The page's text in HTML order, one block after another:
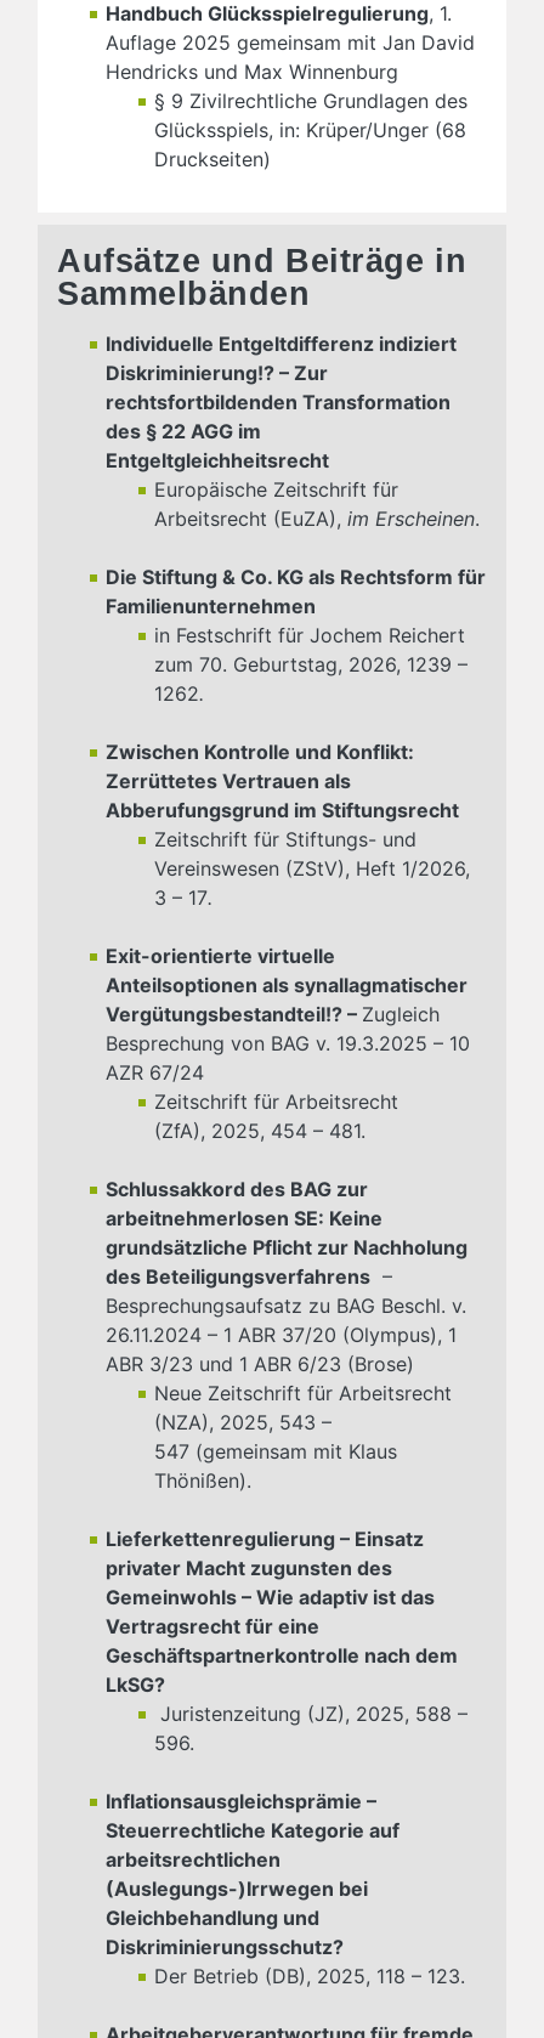
Handbuch Glücksspielregulierung, 1.
Auflage 2025 gemeinsam mit Jan David
Hendricks und Max Winnenburg
§ 9 Zivilrechtliche Grundlagen des
Glücksspiels, in: Krüper/Unger (68
Druckseiten)
Aufsätze und Beiträge in
Sammelbänden
Individuelle Entgeltdifferenz indiziert
Diskriminierung!? – Zur
rechtsfortbildenden Transformation
des § 22 AGG im
Entgeltgleichheitsrecht
Europäische Zeitschrift für
Arbeitsrecht (EuZA), im Erscheinen.
Die Stiftung & Co. KG als Rechtsform für
Familienunternehmen
in Festschrift für Jochem Reichert
zum 70. Geburtstag, 2026, 1239 –
1262.
Zwischen Kontrolle und Konflikt:
Zerrüttetes Vertrauen als
Abberufungsgrund im Stiftungsrecht
Zeitschrift für Stiftungs- und
Vereinswesen (ZStV), Heft 1/2026,
3 – 17.
Exit-orientierte virtuelle
Anteilsoptionen als synallagmatischer
Vergütungsbestandteil!? – Zugleich
Besprechung von BAG v. 19.3.2025 – 10
AZR 67/24
Zeitschrift für Arbeitsrecht
(ZfA), 2025, 454 – 481.
Schlussakkord des BAG zur
arbeitnehmerlosen SE: Keine
grundsätzliche Pflicht zur Nachholung
des Beteiligungsverfahrens –
Besprechungsaufsatz zu BAG Beschl. v.
26.11.2024 – 1 ABR 37/20 (Olympus), 1
ABR 3/23 und 1 ABR 6/23 (Brose)
Neue Zeitschrift für Arbeitsrecht
(NZA), 2025, 543 –
547 (gemeinsam mit Klaus
Thönißen).
Lieferkettenregulierung – Einsatz
privater Macht zugunsten des
Gemeinwohls – Wie adaptiv ist das
Vertragsrecht für eine
Geschäftspartnerkontrolle nach dem
LkSG?
Juristenzeitung (JZ), 2025, 588 –
596.
Inflationsausgleichsprämie –
Steuerrechtliche Kategorie auf
arbeitsrechtlichen
(Auslegungs-)Irrwegen bei
Gleichbehandlung und
Diskriminierungsschutz?
Der Betrieb (DB), 2025, 118 – 123.